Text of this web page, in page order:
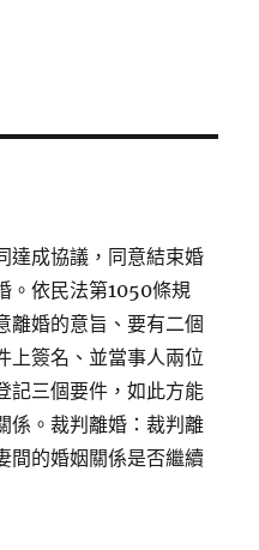
達成協議，同意結束婚
。依民法第1050條規
離婚的意旨、要有二個
上簽名、並當事人兩位
記三個要件，如此方能
係。裁判離婚：裁判離
間的婚姻關係是否繼續